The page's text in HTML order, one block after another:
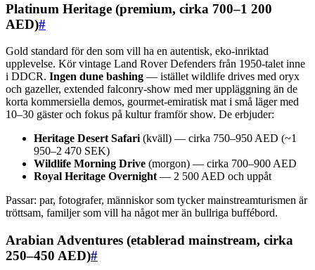
Platinum Heritage (premium, cirka 700–1 200
AED)#
Gold standard för den som vill ha en autentisk, eko-inriktad
upplevelse. Kör vintage Land Rover Defenders från 1950-talet inne
i DDCR. Ingen dune bashing — istället wildlife drives med oryx
och gazeller, extended falconry-show med mer uppläggning än de
korta kommersiella demos, gourmet-emiratisk mat i små läger med
10–30 gäster och fokus på kultur framför show. De erbjuder:
Heritage Desert Safari(kväll) — cirka 750–950 AED (~1
950–2 470 SEK)
Wildlife Morning Drive (morgon) — cirka 700–900 AED
Royal Heritage Overnight— 2 500 AED och uppåt
Passar: par, fotografer, människor som tycker mainstreamturismen är
tröttsam, familjer som vill ha något mer än bullriga buffébord.
Arabian Adventures (etablerad mainstream, cirka
250–450 AED)#